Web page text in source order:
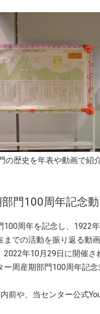
の歴史を年表や動画で紹
部門100周年記念
100周年を記念し、1922
までの活動を振り返る動
2022年10月29日に開催さ
ー周産期部門100周年記
前や、当センター公式